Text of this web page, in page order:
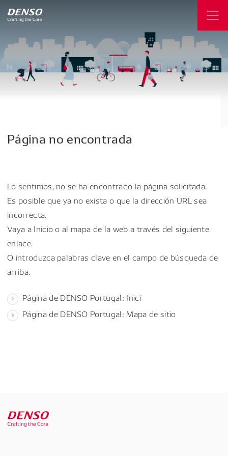
Página no encontrada
Lo sentimos, no se ha encontrado la página solicitada.
Es posible que ya no exista o que la dirección URL sea
incorrecta.
Vaya a Inicio o al mapa de la web a través del siguiente
enlace.
O introduzca palabras clave en el campo de búsqueda de
arriba.
Página de DENSO Portugal: Inici
Página de DENSO Portugal: Mapa de sitio